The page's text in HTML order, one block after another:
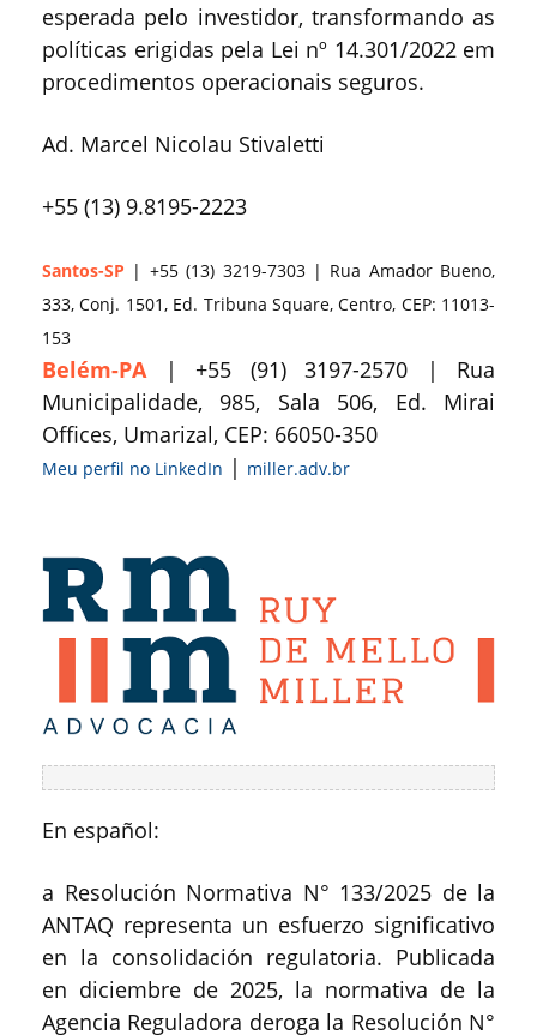
esperada pelo investidor, transformando as
políticas erigidas pela Lei nº 14.301/2022 em
procedimentos operacionais seguros.
Ad. Marcel Nicolau Stivaletti
+55 (13) 9.8195-2223
Santos-SP | +55 (13) 3219-7303 | Rua Amador Bueno,
333, Conj. 1501, Ed. Tribuna Square, Centro, CEP: 11013-
153
Belém-PA | +55 (91) 3197-2570 | Rua
Municipalidade, 985, Sala 506, Ed. Mirai
Offices, Umarizal, CEP: 66050-350
Meu perfil no LinkedIn | miller.adv.br
En español:
a Resolución Normativa N° 133/2025 de la
ANTAQ representa un esfuerzo significativo
en la consolidación regulatoria. Publicada
en diciembre de 2025, la normativa de la
Agencia Reguladora deroga la Resolución N°